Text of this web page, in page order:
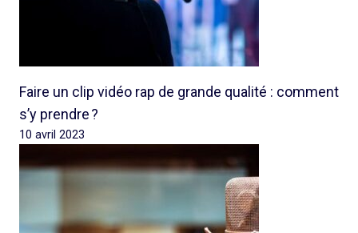
Faire un clip vidéo rap de grande qualité : comment
s’y prendre ?
10 avril 2023